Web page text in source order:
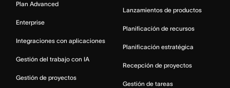
Plan Advanced
Enterprise
Integraciones con aplicaciones
Gestión del trabajo con IA
Gestión de proyectos
Lanzamientos de productos
Planificación de recursos
Planificación estratégica
Recepción de proyectos
Gestión de tareas